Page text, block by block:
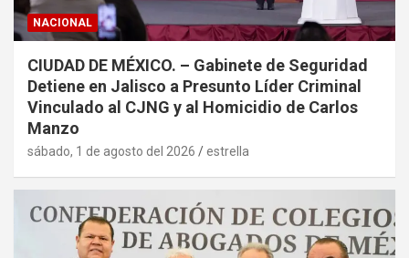
NACIONAL
CIUDAD DE MÉXICO. – Gabinete de Seguridad
Detiene en Jalisco a Presunto Líder Criminal
Vinculado al CJNG y al Homicidio de Carlos
Manzo
sábado, 1 de agosto del 2026 estrella